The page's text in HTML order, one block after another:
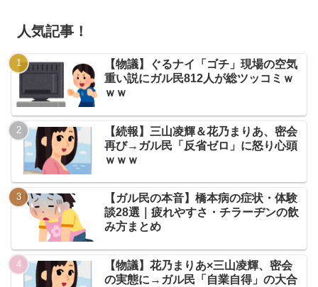
人気記事！
【物議】ぐるナイ「ゴチ」現場の空気
重い説にガル民812人が総ツッコミｗ
ｗｗ
【続報】三山凌輝＆花乃まりあ、密会
再び→ガル民「反省ゼロ」に怒り心頭
ｗｗｗ
【ガル民の本音】橋本病の症状・体験
談28選｜疲れやすさ・チラーヂンの飲
み方まとめ
【物議】花乃まりあ×三山凌輝、密会
の実態に→ガル民「自業自得」の大合